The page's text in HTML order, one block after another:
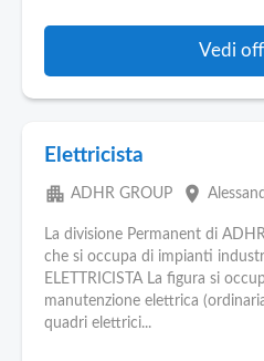
Vedi
Elettricista
apartment ADHR GROUP place
La divisione Permanent di
che si occupa di impianti
ELETTRICISTA La figura si
manutenzione elettrica
quadri elettrici...